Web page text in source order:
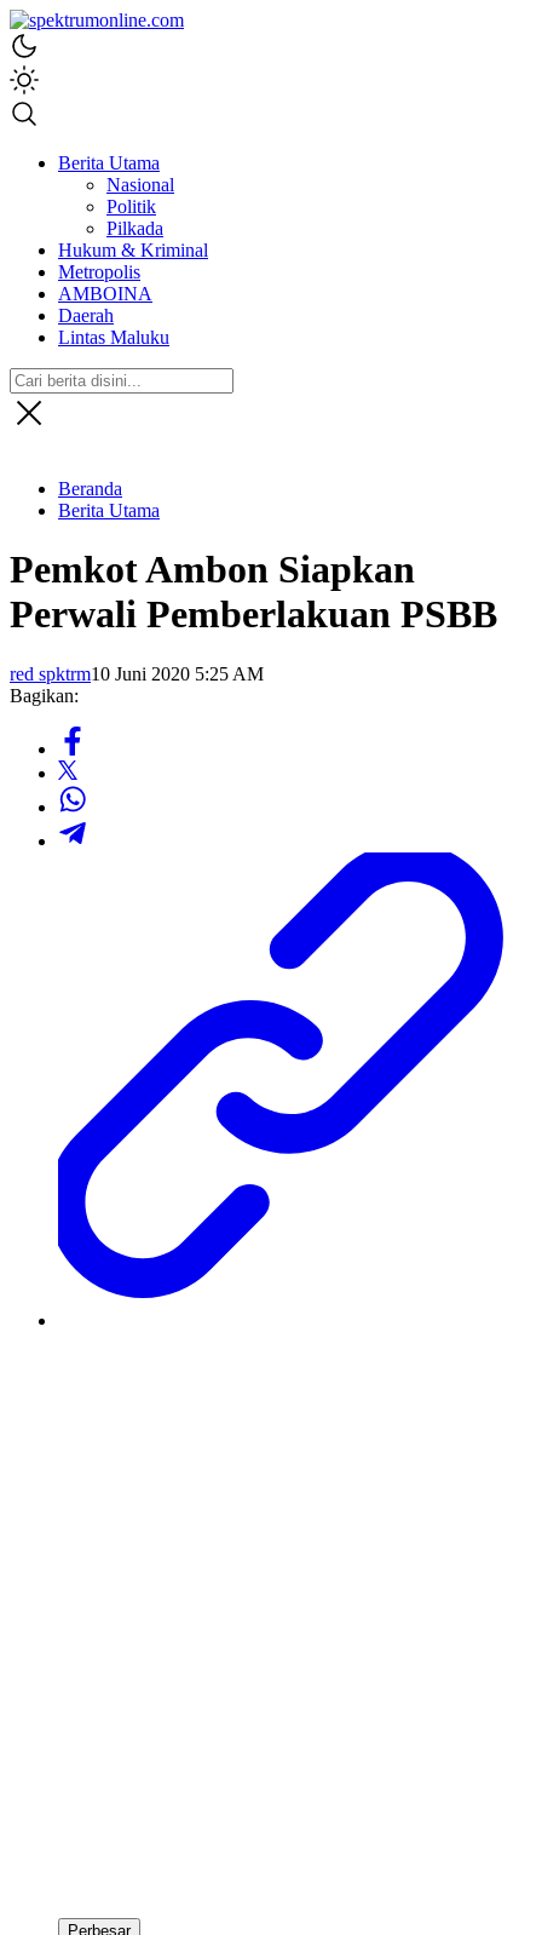
spektrumonline.com
Berita Utama
Nasional
Politik
Pilkada
Hukum & Kriminal
Metropolis
AMBOINA
Daerah
Lintas Maluku
Beranda
Berita Utama
Pemkot Ambon Siapkan
Perwali Pemberlakuan PSBB
red spktrm10 Juni 2020 5:25 AM
Bagikan:
Perbesar